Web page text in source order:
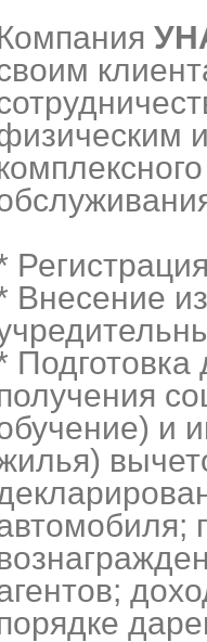
Внесение
и